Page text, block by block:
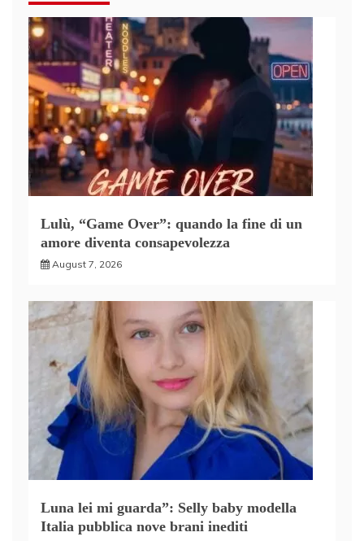
Lulù, “Game Over”: quando la fine di un
amore diventa consapevolezza
August 7, 2026
Luna lei mi guarda”: Selly baby modella
Italia pubblica nove brani inediti